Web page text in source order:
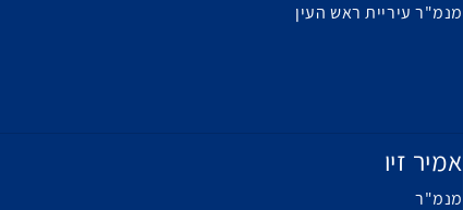
מנמ"ר עיריית ראש העין
אמיר זיו
מנמ"ר